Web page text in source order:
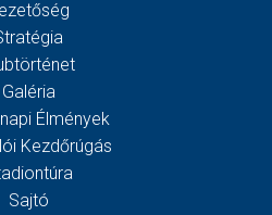
Galéria
Élmények
Kezdőrúgás
Sajtó